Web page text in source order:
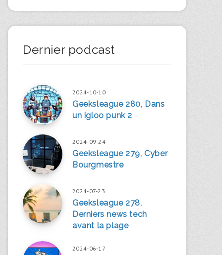
Dernier podcast
2024-10-10
Geeksleague 280, Dans
un igloo punk 2
2024-09-24
Geeksleague 279, Cyber
Bourgmestre
2024-07-23
Geeksleague 278,
Derniers news tech
avant la plage
2024-06-17